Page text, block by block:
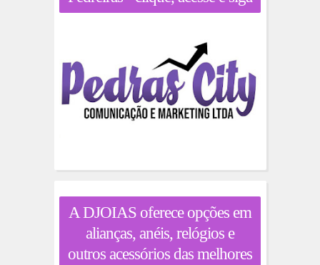
A DJOIAS oferece opções em
alianças, anéis, relógios e
outros acessórios das melhores